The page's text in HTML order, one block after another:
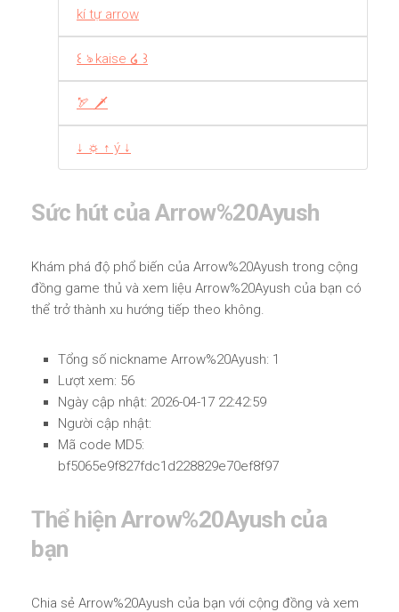
kí tự arrow
꒰ ঌ kaise ໒ ꒱
🏹 🗡
↓ ☼ ↑ ý ↓
Sức hút của Arrow%20Ayush
Khám phá độ phổ biến của Arrow%20Ayush trong cộng
đồng game thủ và xem liệu Arrow%20Ayush của bạn có
thể trở thành xu hướng tiếp theo không.
Tổng số nickname Arrow%20Ayush: 1
Lượt xem: 56
Ngày cập nhật: 2026-04-17 22:42:59
Người cập nhật:
Mã code MD5:
bf5065e9f827fdc1d228829e70ef8f97
Thể hiện Arrow%20Ayush của
bạn
Chia sẻ Arrow%20Ayush của bạn với cộng đồng và xem